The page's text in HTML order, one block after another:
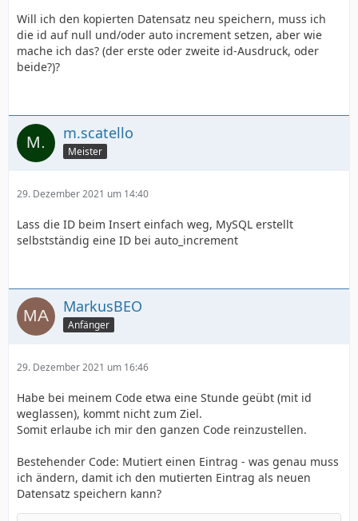
Will ich den kopierten Datensatz neu speichern, muss ich
die id auf null und/oder auto increment setzen, aber wie
mache ich das? (der erste oder zweite id-Ausdruck, oder
beide?)?
m.scatello
Meister
29. Dezember 2021 um 14:40
Lass die ID beim Insert einfach weg, MySQL erstellt
selbstständig eine ID bei auto_increment
MarkusBEO
Anfänger
29. Dezember 2021 um 16:46
Habe bei meinem Code etwa eine Stunde geübt (mit id
weglassen), kommt nicht zum Ziel.
Somit erlaube ich mir den ganzen Code reinzustellen.
Bestehender Code: Mutiert einen Eintrag - was genau muss
ich ändern, damit ich den mutierten Eintrag als neuen
Datensatz speichern kann?